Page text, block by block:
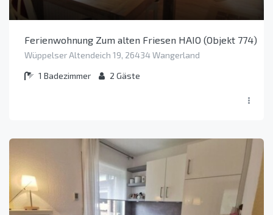
Ferienwohnung Zum alten Friesen HAIO (Objekt 774)
Wüppelser Altendeich 19, 26434 Wangerland
1 Badezimmer 2 Gäste